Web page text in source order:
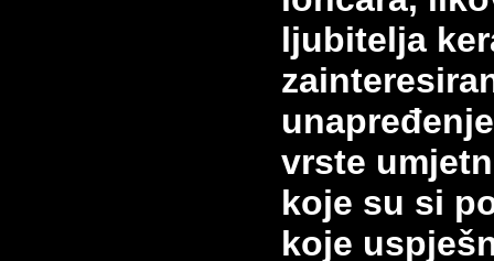
ljubitelja
vrste
koje su si
koje